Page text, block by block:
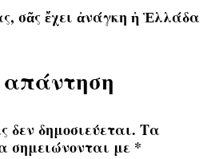
σᾶς ἔχει ἀνάγκη ἡ Ἑλλάδα
δεν δημοσιεύεται. Τα
σημειώνονται με *